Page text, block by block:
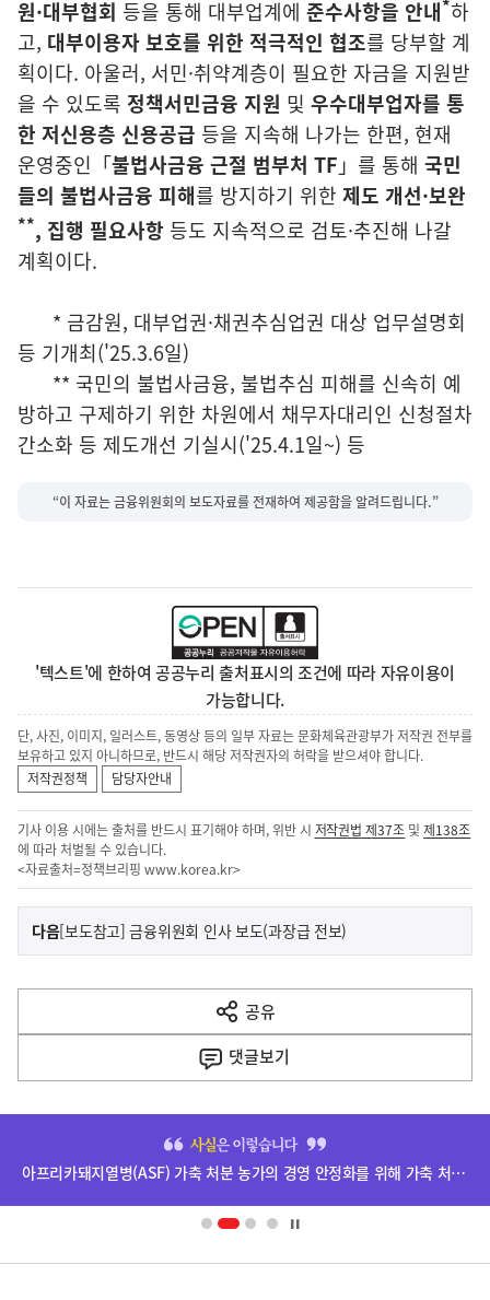
원·대부협회 등을 통해 대부업계에 준수사항을 안내*하
고, 대부이용자 보호를 위한 적극적인 협조를 당부할 계
획이다. 아울러, 서민·취약계층이 필요한 자금을 지원받
을 수 있도록 정책서민금융 지원 및 우수대부업자를 통
한 저신용층 신용공급 등을 지속해 나가는 한편, 현재
운영중인「불법사금융 근절 범부처 TF 」를 통해 국민
들의 불법사금융 피해를 방지하기 위한 제도 개선·보완
**, 집행 필요사항 등도 지속적으로 검토·추진해 나갈
계획이다.
* 금감원, 대부업권·채권추심업권 대상 업무설명회
등 기개최('25.3.6일)
** 국민의 불법사금융, 불법추심 피해를 신속히 예
방하고 구제하기 위한 차원에서 채무자대리인 신청절차
간소화 등 제도개선 기실시('25.4.1일~) 등
“이 자료는 금융위원회의 보도자료를 전재하여 제공함을 알려드립니다.”
'텍스트'에 한하여 공공누리 출처표시의 조건에 따라 자유이용이
가능합니다.
단, 사진, 이미지, 일러스트, 동영상 등의 일부 자료는 문화체육관광부가 저작권 전부를
보유하고 있지 아니하므로, 반드시 해당 저작권자의 허락을 받으셔야 합니다.
저작권정책
담당자안내
기사 이용 시에는 출처를 반드시 표기해야 하며, 위반 시 저작권법 제37조 및제138조
에 따라 처벌될 수 있습니다.
<자료출처=정책브리핑 www.korea.kr>
이
전
다
음
다음기
사
[보도참고] 금융위원회 인사 보도(과장급 전보)
공유
열
기
댓글보기
단
영
아프리카돼지열병(ASF) 가축 처분 농가의 경영 안정화를 위해 가축 처분 보상금을 신속하게 지급하겠습니다.